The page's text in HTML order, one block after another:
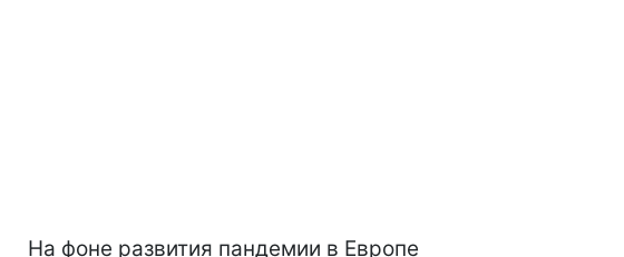
На фоне развития пандемии в Европе